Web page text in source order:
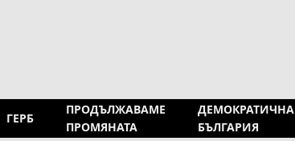
ГЕРБ
ПРОДЪЛЖАВАМЕ
ПРОМЯНАТА
ДЕМОКРАТИЧНА
БЪЛГАРИЯ